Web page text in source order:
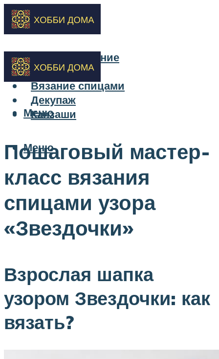
Бисероплетение
Вышивка
Вязание спицами
Декупаж
Канзаши
Меню
Меню
Пошаговый мастер-
класс вязания
спицами узора
«Звездочки»
Взрослая шапка
узором Звездочки: как
вязать?